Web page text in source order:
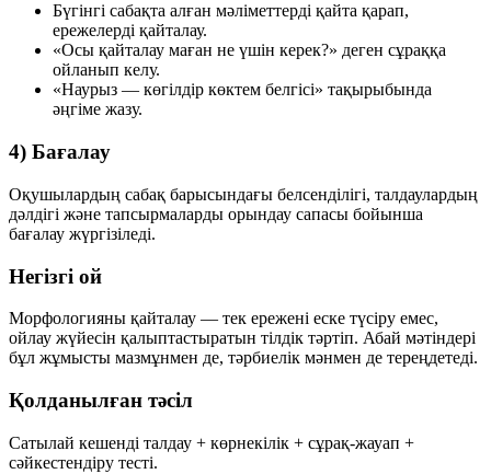
Бүгінгі сабақта алған мәліметтерді қайта қарап,
ережелерді қайталау.
«Осы қайталау маған не үшін керек?» деген сұраққа
ойланып келу.
«Наурыз — көгілдір көктем белгісі» тақырыбында
әңгіме жазу.
4) Бағалау
Оқушылардың сабақ барысындағы белсенділігі, талдаулардың
дәлдігі және тапсырмаларды орындау сапасы бойынша
бағалау жүргізіледі.
Негізгі ой
Морфологияны қайталау — тек ережені еске түсіру емес,
ойлау жүйесін қалыптастыратын тілдік тәртіп. Абай мәтіндері
бұл жұмысты мазмұнмен де, тәрбиелік мәнмен де тереңдетеді.
Қолданылған тәсіл
Сатылай кешенді талдау + көрнекілік + сұрақ-жауап +
сәйкестендіру тесті.